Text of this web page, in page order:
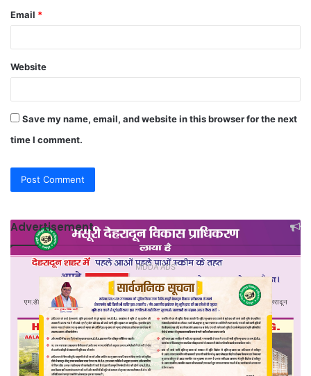
Email *
Website
Save my name, email, and website in this browser for the next
time I comment.
Advertisement
MDDA ADS